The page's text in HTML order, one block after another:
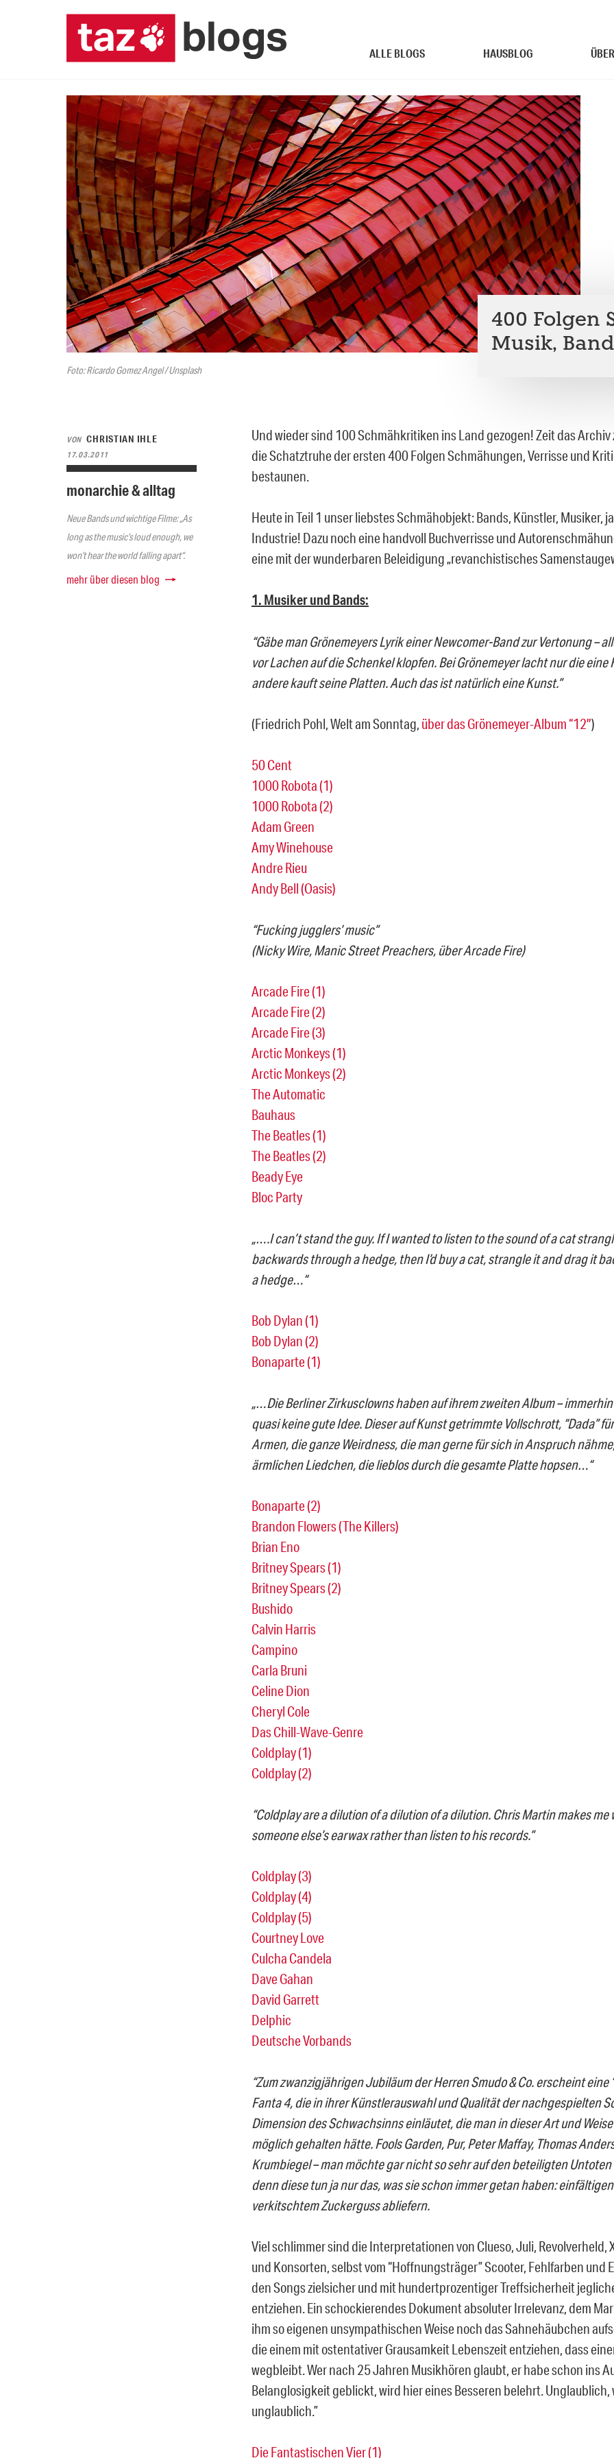
ALLE BLOGS HAUSBLOG
Foto: Ricardo Gomez Angel / Unsplash
400 Folgen
Musik,
VON CHRISTIAN IHLE
17.03.2011
monarchie & alltag
Neue Bands und wichtige Filme: „As
long as the music’s loud enough, we
won’t hear the world falling apart“.
mehr über diesen blog
Und wieder sind 100 Schmähkritiken ins Land gezogen! Zeit das Archiv
die Schatztruhe der ersten 400 Folgen Schmähungen, Verrisse und
bestaunen.
Heute in Teil 1 unser liebstes Schmähobjekt: Bands, Künstler, Musiker,
Industrie! Dazu noch eine handvoll Buchverrisse und
eine mit der wunderbaren Beleidigung „revanchistisches
1. Musiker und Bands:
“Gäbe man Grönemeyers Lyrik einer Newcomer-Band zur Vertonung –
vor Lachen auf die Schenkel klopfen. Bei Grönemeyer lacht nur die eine
andere kauft seine Platten. Auch das ist natürlich eine Kunst.”
(Friedrich Pohl, Welt am Sonntag, über das Grönemeyer-Album “12″)
50 Cent
1000 Robota (1)
1000 Robota (2)
Adam Green
Amy Winehouse
Andre Rieu
Andy Bell (Oasis)
“Fucking jugglers’ music”
(Nicky Wire, Manic Street Preachers, über Arcade Fire)
Arcade Fire (1)
Arcade Fire (2)
Arcade Fire (3)
Arctic Monkeys (1)
Arctic Monkeys (2)
The Automatic
Bauhaus
The Beatles (1)
The Beatles (2)
Beady Eye
Bloc Party
„….I can’t stand the guy. If I wanted to listen to the sound of a cat
backwards through a hedge, then I’d buy a cat, strangle it and drag it
a hedge…“
Bob Dylan (1)
Bob Dylan (2)
Bonaparte (1)
„…Die Berliner Zirkusclowns haben auf ihrem zweiten Album –
quasi keine gute Idee. Dieser auf Kunst getrimmte Vollschrott, “Dada”
Armen, die ganze Weirdness, die man gerne für sich in Anspruch
ärmlichen Liedchen, die lieblos durch die gesamte Platte hopsen…“
Bonaparte (2)
Brandon Flowers (The Killers)
Brian Eno
Britney Spears (1)
Britney Spears (2)
Bushido
Calvin Harris
Campino
Carla Bruni
Celine Dion
Cheryl Cole
Das Chill-Wave-Genre
Coldplay (1)
Coldplay (2)
“Coldplay are a dilution of a dilution of a dilution. Chris Martin makes me
someone else’s earwax rather than listen to his records.”
Coldplay (3)
Coldplay (4)
Coldplay (5)
Courtney Love
Culcha Candela
Dave Gahan
David Garrett
Delphic
Deutsche Vorbands
“Zum zwanzigjährigen Jubiläum der Herren Smudo & Co. erscheint eine
Fanta 4, die in ihrer Künstlerauswahl und Qualität der nachgespielten
Dimension des Schwachsinns einläutet, die man in dieser Art und
möglich gehalten hätte. Fools Garden, Pur, Peter Maffay, Thomas
Krumbiegel – man möchte gar nicht so sehr auf den beteiligten
denn diese tun ja nur das, was sie schon immer getan haben:
verkitschtem Zuckerguss abliefern.
Viel schlimmer sind die Interpretationen von Clueso, Juli, Revolverheld,
und Konsorten, selbst vom “Hoffnungsträger” Scooter, Fehlfarben und
den Songs zielsicher und mit hundertprozentiger Treffsicherheit
entziehen. Ein schockierendes Dokument absoluter Irrelevanz, dem
ihm so eigenen unsympathischen Weise noch das Sahnehäubchen
die einem mit ostentativer Grausamkeit Lebenszeit entziehen, dass
wegbleibt. Wer nach 25 Jahren Musikhören glaubt, er habe schon ins
Belanglosigkeit geblickt, wird hier eines Besseren belehrt. Unglaublich,
unglaublich.”
Die Fantastischen Vier (1)